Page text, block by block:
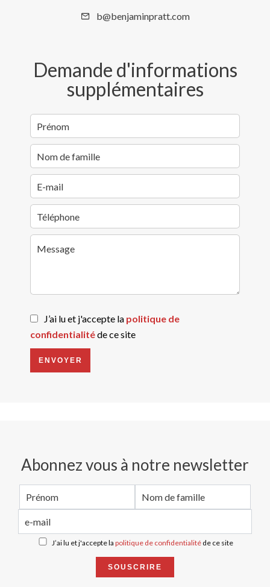
b@benjaminpratt.com
Demande d'informations
supplémentaires
J’ai lu et j'accepte la politique de
confidentialitéde ce site
ENVOYER
Abonnez vous à notre newsletter
J’ai lu et j'accepte la politique de confidentialitéde ce site
SOUSCRIRE